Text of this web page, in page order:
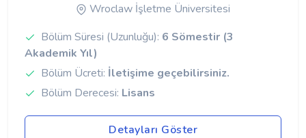
Wroclaw İşletme Üniversitesi
Bölüm Süresi (Uzunluğu): 6 Sömestir (3
Akademik Yıl)
Bölüm Ücreti: İletişime geçebilirsiniz.
Bölüm Derecesi: Lisans
Detayları Göster